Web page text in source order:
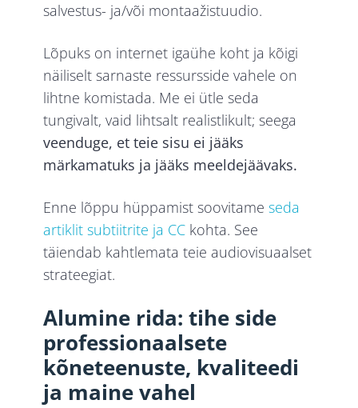
salvestus- ja/või montaažistuudio.
Lõpuks on internet igaühe koht ja kõigi
näiliselt sarnaste ressursside vahele on
lihtne komistada. Me ei ütle seda
tungivalt, vaid lihtsalt realistlikult; seega
veenduge, et teie sisu ei jääks
märkamatuks ja jääks meeldejäävaks.
Enne lõppu hüppamist soovitame seda
artiklit subtiitrite ja CC kohta. See
täiendab kahtlemata teie audiovisuaalset
strateegiat.
Alumine rida: tihe side
professionaalsete
kõneteenuste, kvaliteedi
ja maine vahel